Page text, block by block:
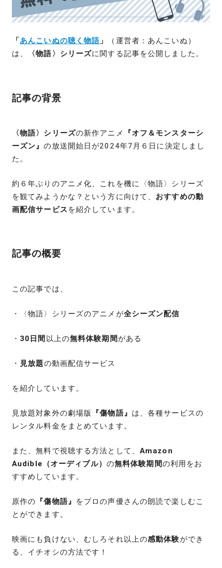
「あんこいぬの聴く物語 」
（運営者：あんこいぬ）
は、
〈物語〉シリーズに関する記事を公開しました。
記事の背景
〈物語〉シリーズの新作アニメ
『オフ＆モンスターシ
ーズン』の放送開始日が2024年7月６日に決定しまし
た。
約６年ぶりのアニメ化、これを機に〈物語〉シリーズ
を観てみようかな？という方に向けて、 おすすめの動
画配信サービス を紹介しています。
記事の概要
この記事では、
・〈物語〉シリーズのアニメが全シーズン配信
・ 30日間 以上の無料体験期間 がある
・ 見放題の動画配信サービス
を紹介しています。
見放題対象外の劇場版 『傷物語』 は、各種サービスの
レンタル料金をまとめています。
また、無料で視聴する方法として、 Amazon
Audible（オーディブル） の無料体験期間の利用をお
すすめしています。
原作の 『傷物語』
をプロの声優さんの朗読で楽しむこ
とができます。
映画にも負けない、むしろそれ以上の感動体験ができ
る、イチオシの方法です！